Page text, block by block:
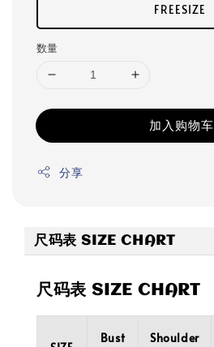
FREESIZE
数量
加入购物车
分享
尺码表 SIZE CHART
尺码表 SIZE CHART
Bust Shoulder